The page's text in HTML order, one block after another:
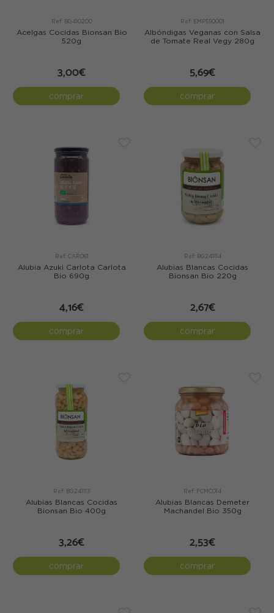
Ref: BG410200
Acelgas Cocidas Bionsan Bio
520g
3,00€
comprar
Ref: EMP550001
Albóndigas Veganas con Salsa
de Tomate Real Vegy 280g
5,69€
comprar
Ref: CAR061
Alubia Azuki Carlota Carlota
Bio 690g
4,16€
comprar
Ref: BG241114
Alubias Blancas Cocidas
Bionsan Bio 220g
2,67€
comprar
Ref: BG241113
Alubias Blancas Cocidas
Bionsan Bio 400g
3,26€
comprar
Ref: FCMC014
Alubias Blancas Demeter
Machandel Bio 350g
2,53€
comprar